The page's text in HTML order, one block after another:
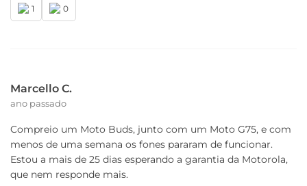
1 0
Marcello C.
ano passado
Compreio um Moto Buds, junto com um Moto G75, e com
menos de uma semana os fones pararam de funcionar.
Estou a mais de 25 dias esperando a garantia da Motorola,
que nem responde mais.